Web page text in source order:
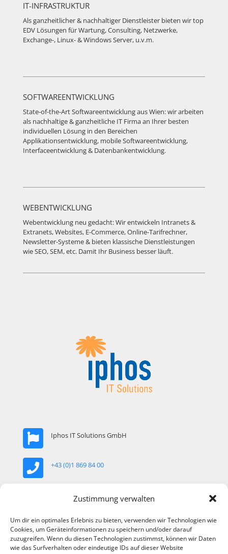
Zustimmung verwalten
Um dir ein optimales Erlebnis zu bieten, verwenden wir Technologien wie
Cookies, um Geräteinformationen zu speichern und/oder darauf
zuzugreifen. Wenn du diesen Technologien zustimmst, können wir Daten
wie das Surfverhalten oder eindeutige IDs auf dieser Website
IT-INFRASTRUKTUR
Als ganzheitlicher & nachhaltiger Dienstleister bieten wir top
EDV Lösungen für Wartung, Consulting, Netzwerke,
Exchange-, Linux- & Windows Server, u.v.m.
SOFTWAREENTWICKLUNG
State-of-the-Art Softwareentwicklung aus Wien: wir arbeiten
als nachhaltige & ganzheitliche IT Firma an Ihrer besten
individuellen Lösung in den Bereichen
Applikationsentwicklung, mobile Softwareentwicklung,
Interfaceentwicklung & Datenbankentwicklung.
WEBENTWICKLUNG
Webentwicklung neu gedacht: Wir entwickeln Intranets &
Extranets, Websites, E-Commerce, Online-Tarifrechner,
Newsletter-Systeme & bieten klassische Dienstleistungen
wie SEO, SEM, etc. Damit Ihr Business besser läuft.
Iphos IT Solutions GmbH
+43 (0)1 869 84 00
office@iphos.com
Khekgasse 35, 1230 Wien, Österreich